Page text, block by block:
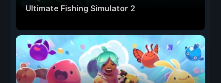
Ultimate Fishing Simulator 2